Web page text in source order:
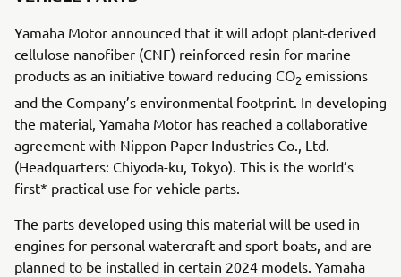
Yamaha Motor announced that it will adopt plant-derived
cellulose nanofiber (CNF) reinforced resin for marine
products as an initiative toward reducing CO2 emissions
and the Company’s environmental footprint. In developing
the material, Yamaha Motor has reached a collaborative
agreement with Nippon Paper Industries Co., Ltd.
(Headquarters: Chiyoda-ku, Tokyo). This is the world’s
first* practical use for vehicle parts.
The parts developed using this material will be used in
engines for personal watercraft and sport boats, and are
planned to be installed in certain 2024 models. Yamaha